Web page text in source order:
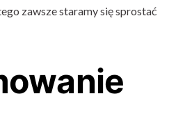
zawsze staramy się sprostać